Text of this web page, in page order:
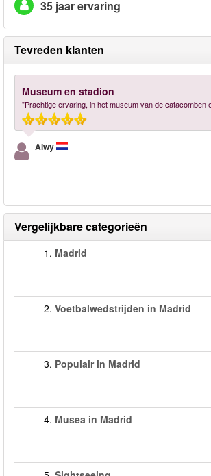
35 jaar ervaring
Tevreden klanten
Museum en stadion
"Prachtige ervaring, in het museum van de
Alwy
Vergelijkbare categorieën
1. Madrid
2. Voetbalwedstrijden in Madrid
3. Populair in Madrid
4. Musea in Madrid